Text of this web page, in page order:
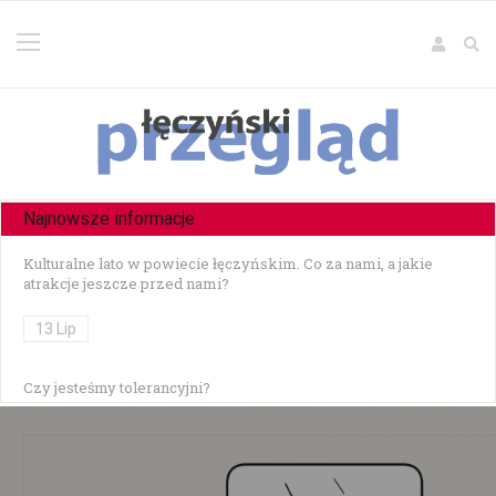
Najnowsze informacje
Kulturalne lato w powiecie łęczyńskim. Co za nami, a jakie
atrakcje jeszcze przed nami?
13 Lip
Czy jesteśmy tolerancyjni?
Czołowe zderzenie w Zezulinie Niższym — 19-latek stracił